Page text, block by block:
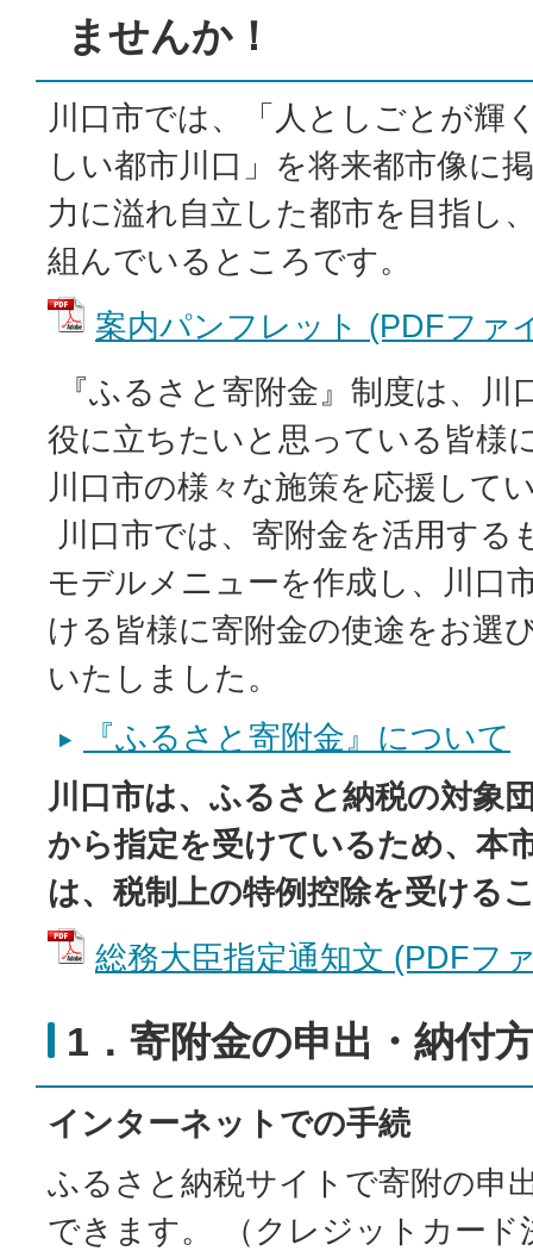
ませんか！
川口市では、「人としごとが輝
しい都市川口」を将来都市像に
力に溢れ自立した都市を目指し
組んでいるところです。
案内パンフレット (PDFファ
『ふるさと寄附金』制度は、川
役に立ちたいと思っている皆様
川口市の様々な施策を応援して
川口市では、寄附金を活用する
モデルメニューを作成し、川口
ける皆様に寄附金の使途をお選
いたしました。
『ふるさと寄附金』について
川口市は、ふるさと納税の対象
から指定を受けているため、本
は、税制上の特例控除を受ける
総務大臣指定通知文 (PDFフ
1．寄附金の申出・納付
インターネットでの手続
ふるさと納税サイトで寄附の申
できます。 （クレジットカード